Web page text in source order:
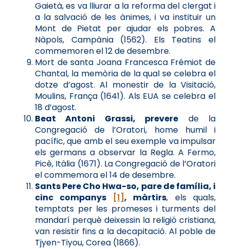
Gaietà, es va lliurar a la reforma del clergat i
a la salvació de les ànimes, i va instituir un
Mont de Pietat per ajudar els pobres. A
Nàpols, Campània (1562). Els Teatins el
commemoren el 12 de desembre.
Mort de santa Joana Francesca Frémiot de
Chantal, la memòria de la qual se celebra el
dotze d’agost. Al monestir de la Visitació,
Moulins, França (1641). Als EUA se celebra el
18 d’agost.
Beat Antoni Grassi, prevere de la
Congregació de l’Oratori, home humil i
pacífic, que amb el seu exemple va impulsar
els germans a observar la Regla. A Fermo,
Picè, Itàlia (1671). La Congregació de l’Oratori
el commemora el 14 de desembre.
Sants Pere Cho Hwa-so, pare de família, i
cinc companys
[1], màrtirs, els quals,
temptats per les promeses i turments del
mandarí perquè deixessin la religió cristiana,
van resistir fins a la decapitació. Al poble de
Tjyen-Tiyou, Corea (1866).